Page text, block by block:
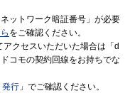
ットワーク暗証番号」が必要
をご確認ください。
クセスいただいた場合は「d
コモの契約回線をお持ちでな
発行 」でご確認ください。